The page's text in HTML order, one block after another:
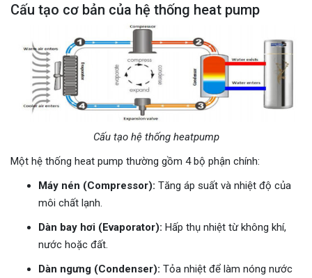
Cấu tạo cơ bản của hệ thống heat pump
Cấu tạo hệ thống heatpump
Một hệ thống heat pump thường gồm 4 bộ phận chính:
Máy nén (Compressor): Tăng áp suất và nhiệt độ của
môi chất lạnh.
Dàn bay hơi (Evaporator): Hấp thụ nhiệt từ không khí,
nước hoặc đất.
Dàn ngưng (Condenser): Tỏa nhiệt để làm nóng nước